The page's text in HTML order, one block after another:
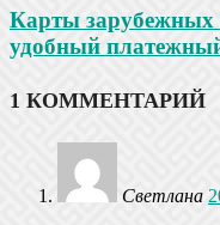
Карты зарубежных
удобный
1 КОММЕНТАРИЙ
Светлана